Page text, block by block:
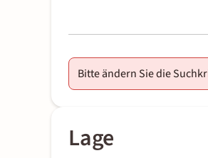
01-02
Bitte ändern Sie die
Lage